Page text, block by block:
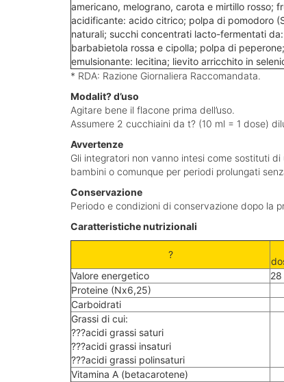
americano, melograno, carota e mirtillo rosso;
acidificante: acido citrico; polpa di pomodoro
naturali; succhi concentrati lacto-fermentati
barbabietola rossa e cipolla; polpa di
emulsionante: lecitina; lievito arricchito in
* RDA: Razione Giornaliera Raccomandata.
Modalit? d’uso
Agitare bene il flacone prima dell’uso.
Assumere 2 cucchiaini da t? (10 ml = 1 dose)
Avvertenze
Gli integratori non vanno intesi come sostituti
bambini o comunque per periodi prolungati
Conservazione
Periodo e condizioni di conservazione dopo la
Caratteristiche nutrizionali
?
Valore energetico
28
Proteine (Nx6,25)
Carboidrati
Grassi di cui:
???acidi grassi saturi
???acidi grassi insaturi
???acidi grassi polinsaturi
Vitamina A (betacarotene)